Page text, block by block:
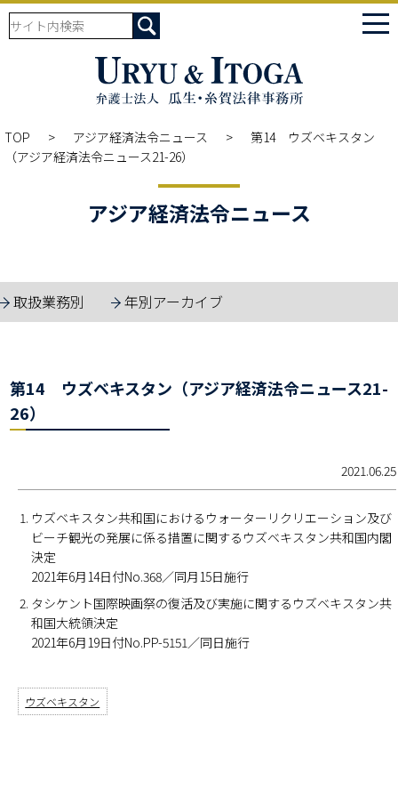
TOP アジア経済法令ニュース
第14 ウズベキスタン
（アジア経済法令ニュース21-26）
アジア経済法令ニュース
取扱業務別 年別アーカイブ
第14 ウズベキスタン（アジア経済法令ニュース21-
26）
2021.06.25
ウズベキスタン共和国におけるウォーターリクリエーション及び
ビーチ観光の発展に係る措置に関するウズベキスタン共和国内閣
決定
2021年6月14日付No.368／同月15日施行
タシケント国際映画祭の復活及び実施に関するウズベキスタン共
和国大統領決定
2021年6月19日付No.PP-5151／同日施行
ウズベキスタン